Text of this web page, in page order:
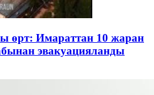
өрт: Имараттан 10 жаран
эвакуацияланды